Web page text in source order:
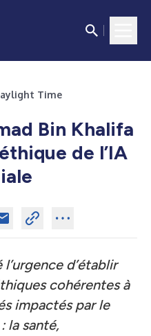
Time
Bin Khalifa
de l’IA
d’établir
cohérentes à
impactés par le
la santé,